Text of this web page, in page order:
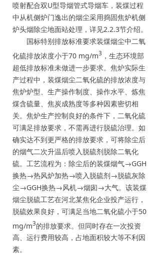
喷射配合双U型导烟管式导烟车，装煤过程
中从机侧炉门逸出的烟尘采用捣固焦炉机侧
炉头烟除尘地面站处理，详见2.2.3节介绍。
国标特别排放标准要求装煤烟尘中二氧
化硫排放浓度小于70 mg/m3 ，生态环境部
超低排放标准未做进一步要求。焦炉实际生
产过程中，装煤烟尘二氧化硫的排放浓度与
焦炉炉型、生产操作制度、操作水平、炼焦
煤含硫量、焦炭成熟度等多种因素密切相
关。焦炉生产控制良好的条件下，二氧化硫
可满足排放要求，不需再进行脱硫治理。如
确实达不到更严格的排放要求，可将除尘后
的烟气二次升温后喷入脱硫剂脱除二氧化
硫。工艺流程为：除尘后的装煤烟气→GGH
换热→热风炉加热→喷入脱硫剂→脱硫灰除
尘→GGH换热→风机→烟囱→大气。该装煤
烟尘脱硫工艺在河北某焦化企业投产运行，
脱硫效果良好，可满足当地二氧化硫小于50
mg/m3的排放要求。但同时存在一次投资
高、运行费用较高，占地面积较大等不利因
素。